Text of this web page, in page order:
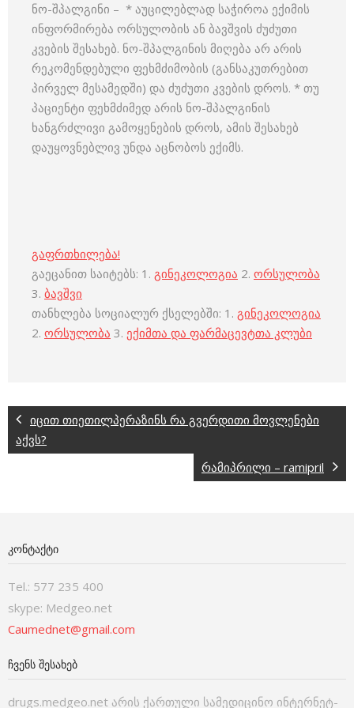
ნო-შპალგინი – * აუცილებლად საჭიროა ექიმის
ინფორმირება ორსულობის ან ბავშვის ძუძუთი
კვების შესახებ. ნო-შპალგინის მიღება არ არის
რეკომენდებული ფეხმძიმობის (განსაკუთრებით
პირველ მესამედში) და ძუძუთი კვების დროს. * თუ
პაციენტი ფეხმძიმედ არის ნო-შპალგინის
ხანგრძლივი გამოყენების დროს, ამის შესახებ
დაუყოვნებლივ უნდა აცნობოს ექიმს.
გაფრთხილება!
გაეცანით საიტებს: 1. გინეკოლოგია 2. ორსულობა
3. ბავშვი
თანხლება სოციალურ ქსელებში: 1. გინეკოლოგია
2. ორსულობა 3. ექიმთა და ფარმაცევტთა კლუბი
იცით თიეთილპერაზინს რა გვერდითი მოვლენები
აქვს?
რამიპრილი – ramipril
ᲙᲝᲜᲢᲐᲥᲢᲘ
Tel.: 577 235 400
skype: Medgeo.net
Caumednet@gmail.com
ᲩᲕᲔᲜᲡ ᲨᲔᲡᲐᲮᲔᲑ
drugs.medgeo.net არის ქართული სამედიცინო ინტერნეტ-